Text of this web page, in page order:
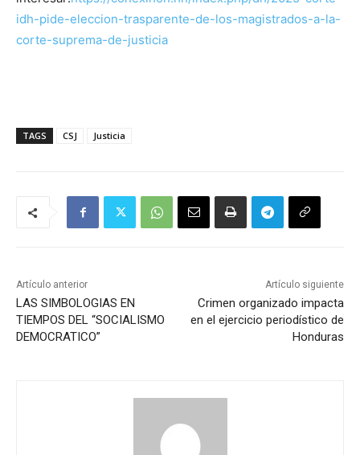
idh-pide-eleccion-trasparente-de-los-magistrados-a-la-
corte-suprema-de-justicia
TAGS CSJ Justicia
Artículo anterior
LAS SIMBOLOGIAS EN
TIEMPOS DEL “SOCIALISMO
DEMOCRATICO”
Artículo siguiente
Crimen organizado impacta
en el ejercicio periodístico de
Honduras